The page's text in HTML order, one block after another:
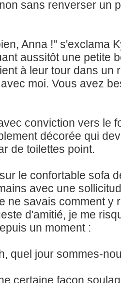
sans renverser un
Anna !" s'exclama
aussitôt une petite
à leur tour dans un
moi. Vous avez
conviction vers le
décorée qui
de toilettes point.
le confortable sofa
avec une
ne savais comment y
d'amitié, je me
un moment :
quel jour sommes-
certaine façon